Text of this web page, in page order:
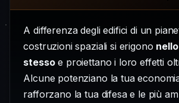
A differenza degli edifici di un
costruzioni spaziali si erigono
stessoe proiettano i loro effetti
Alcune potenziano la tua
rafforzano la tua difesa e le più